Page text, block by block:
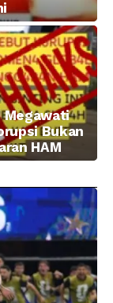
Megawati
Bukan
HAM